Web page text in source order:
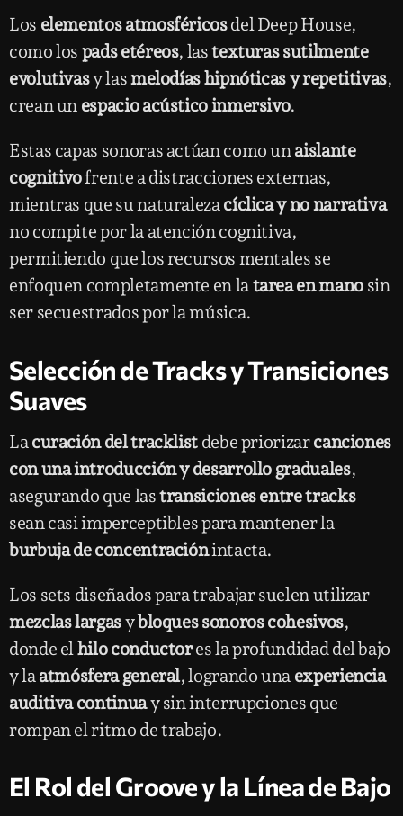
Los elementos atmosféricosdel Deep House,
como los pads etéreos, lastexturas sutilmente
evolutivasy lasmelodías hipnóticas y repetitivas,
crean un espacio acústico inmersivo.
Estas capas sonoras actúan como unaislante
cognitivofrente a distracciones externas,
mientras que su naturalezacíclica y no narrativa
no compite por la atención cognitiva,
permitiendo que los recursos mentales se
enfoquen completamente en latarea en manosin
ser secuestrados por la música.
Selección de Tracks y Transiciones
Suaves
Lacuración del tracklist debe priorizarcanciones
con una introducción y desarrollo graduales,
asegurando que lastransiciones entre tracks
sean casi imperceptibles para mantener la
burbuja de concentraciónintacta.
Los sets diseñados para trabajar suelen utilizar
mezclas largasybloques sonoros cohesivos,
donde elhilo conductores la profundidad del bajo
y laatmósfera general, logrando una experiencia
auditiva continuay sin interrupciones que
rompan el ritmo de trabajo.
El Rol del Groove y la Línea de Bajo